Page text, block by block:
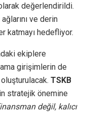
değerlendirildi.
ve derin
katmayı hedefliyor.
ekiplere
girişimlerin de
TSKB
stratejik önemine
değil, kalıcı